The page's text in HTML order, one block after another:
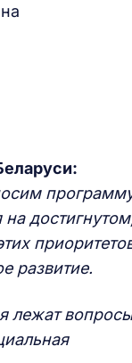
развитие.
лежат вопросы